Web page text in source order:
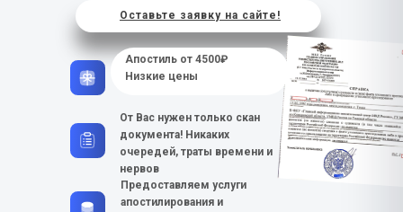
Предоставляем услуги
апостилирования и
Апостиль от 4500₽
Низкие цены
Оставьте заявку на сайте!
От Вас нужен только скан
документа! Никаких
очередей, траты времени и
нервов